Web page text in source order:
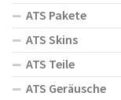
ATS Pakete
ATS Skins
ATS Teile
ATS Geräusche